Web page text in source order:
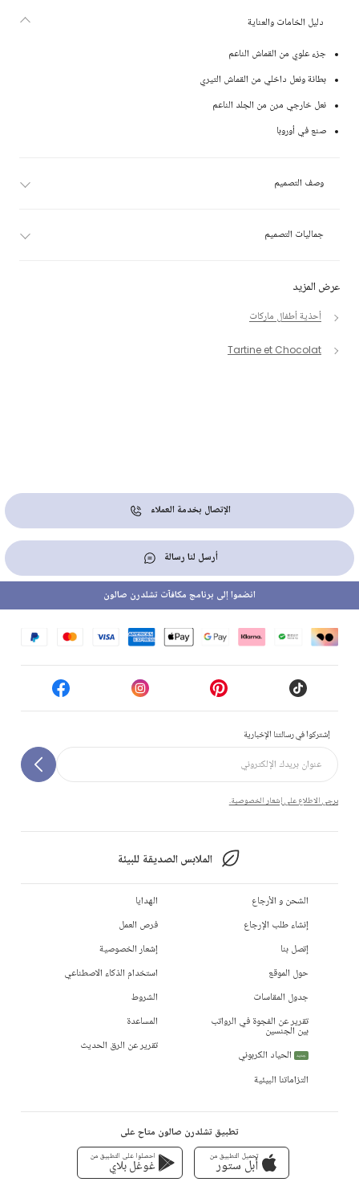
عرض المزيد
أحذية أطفال ماركات
Tartine et Chocolat
دليل الخامات والعناية
جزء علوي من القماش الناعم
بطانة ونعل داخلي من القماش التيري
نعل خارجي مرن من الجلد الناعم
صنع في أوروبا
وصف التصميم
جماليات التصميم
الإتصال بخدمة العملاء
أرسل لنا رسالة
إشتركوا في رسالتنا الإخبارية
يرجى الاطلاع على إشعار الخصوصية.
الملابس الصديقة للبيئة
انضموا إلى برنامج مكافآت تشلدرن صالون
الشحن و الأرجاع
إنشاء طلب الإرجاع
إتصل بنا
حول الموقع
جدول المقاسات
تقرير عن الفجوة في الرواتب
بين الجنسين
جديد
الحياد الكربوني
التزاماتنا البيئية
الهدايا
فرص العمل
إشعار الخصوصية
استخدام الذكاء الاصطناعي
الشروط
المساعدة
تقرير عن الرق الحديث
تطبيق تشلدرن صالون متاح على
تحميل التطبيق من
أبل ستور
احصلوا على التطبيق من
غوغل بلاي